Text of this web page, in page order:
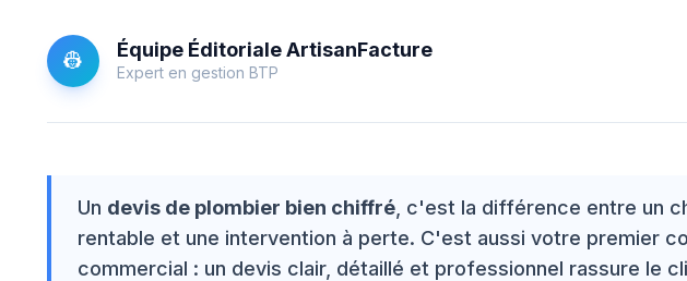
👷 Équipe Éditoriale ArtisanFacture
Expert en gestion BTP
Un devis de plombier bien chiffré , c'est la différence entre un
rentable et une intervention à perte. C'est aussi votre premier
commercial : un devis clair, détaillé et professionnel rassure le